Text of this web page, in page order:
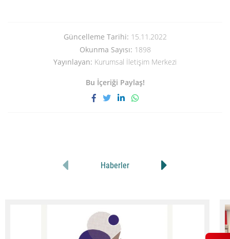
Güncelleme Tarihi: 15.11.2022
Okunma Sayısı: 1898
Yayınlayan: Kurumsal İletişim Merkezi
Bu İçeriği Paylaş!
Haberler